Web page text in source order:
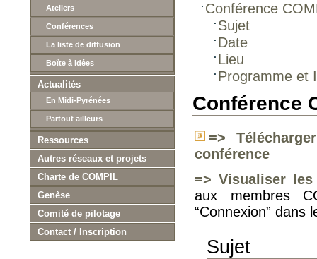
Ateliers
Conférences
La liste de diffusion
Boîte à idées
Actualités
En Midi-Pyrénées
Partout ailleurs
Ressources
Autres réseaux et projets
Charte de COMPIL
Genèse
Comité de pilotage
Contact / Inscription
Conférence
Sujet
Date
Lieu
Programme et
Conférence
=>
conférence
=> Visualiser
aux membres
“Connexion” dans
Sujet